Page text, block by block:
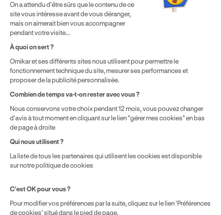
dépend de la zone géographique dans laquelle vous souhaitez
effectuer vos heures de conduite conformément à l'Article 6
de nos Conditions Générales de Vente
⁵ Montant du financement CPF variable selon les droits acquis
par chaque bénéficiaire. Exemple donné pour un titulaire
solde disponible sur le Compte Personnel de Formation et du
prix de la formation choisie.
On a attendu d'être sûrs que le contenu de ce
site vous intéresse avant de vous déranger,
mais on aimerait bien vous accompagner
pendant votre visite...
À quoi on sert ?
Ornikar et ses différents sites nous utilisent pour permettre le
fonctionnement technique du site, mesurer ses performances et
proposer de la publicité personnalisée.
Combien de temps va-t-on rester avec vous ?
Nous conservons votre choix pendant 12 mois, vous pouvez changer
d'avis à tout moment en cliquant sur le lien "gérer mes cookies" en bas
de page à droite
Qui nous utilisent ?
La liste de tous les partenaires qui utilisent les cookies est disponible
sur notre politique de cookies
C'est OK pour vous ?
Pour modifier vos préférences par la suite, cliquez sur le lien 'Préférences
de cookies' situé dans le pied de page.